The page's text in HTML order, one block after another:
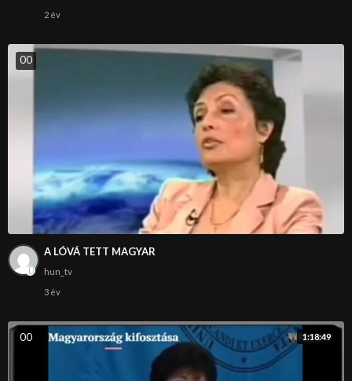
2 év
00
A LÓVÁ TETT MAGYAR
hun_tv
3 év
1:18:49
00